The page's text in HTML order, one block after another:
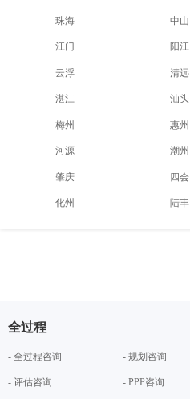
珠海 中山
江门 阳江
云浮 清远
湛江 汕头
梅州 惠州
河源 潮州
肇庆 四会
化州 陆丰
全过程
- 全过程咨询 - 规划咨询
- 评估咨询 - PPP咨询